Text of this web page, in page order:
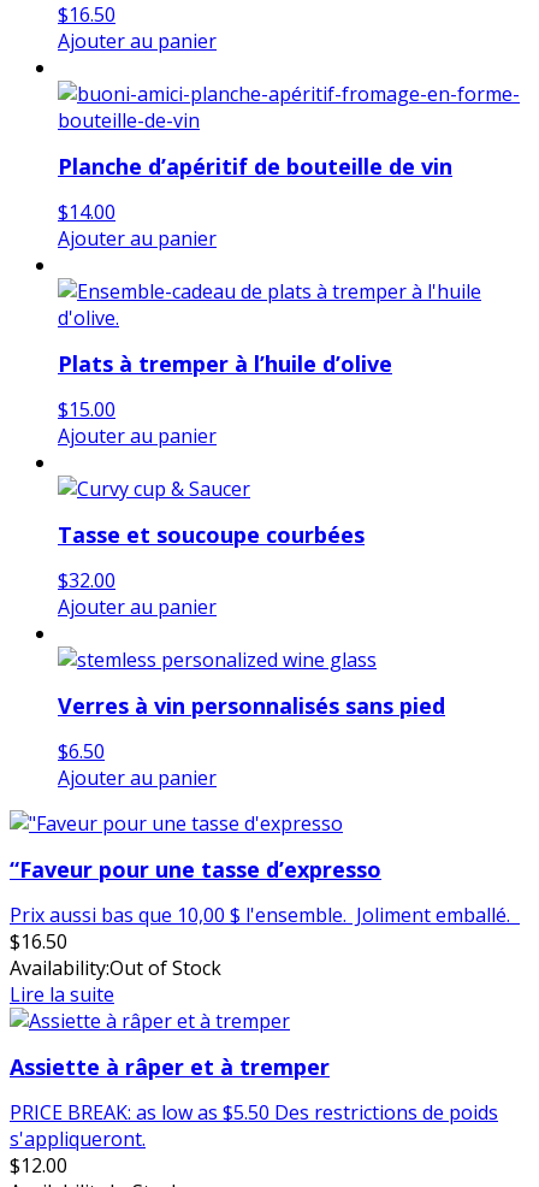
$16.50
Ajouter au panier
Planche d’apéritif de bouteille de vin
$14.00
Ajouter au panier
Plats à tremper à l’huile d’olive
$15.00
Ajouter au panier
Tasse et soucoupe courbées
$32.00
Ajouter au panier
Verres à vin personnalisés sans pied
$6.50
Ajouter au panier
“Faveur pour une tasse d’expresso
Prix aussi bas que 10,00 $ l'ensemble. Joliment emballé.
$16.50
Availability:Out of Stock
Lire la suite
Assiette à râper et à tremper
PRICE BREAK: as low as $5.50 Des restrictions de poids
s'appliqueront.
$12.00